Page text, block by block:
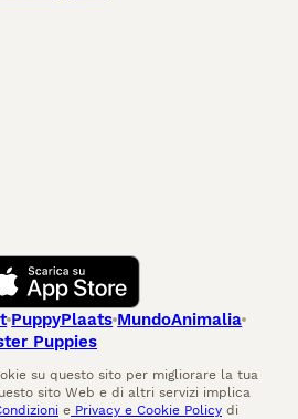
PuppyPlaats MundoAnimalia
Puppies
su questo sito per migliorare la tua
sito Web e di altri servizi implica
e Privacy e Cookie Policy di